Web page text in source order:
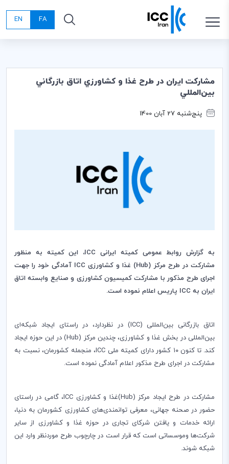
FA
EN
مشاركت ايران در طرح غذا و كشاورزي اتاق بازرگاني
بين‌المللي
پنج‌شنبه 27 آبان 1400
به گزارش روابط عمومی کمیته ایرانی ICC، این کمیته به منظور
مشارکت در طرح مرکز (Hub) غذا و کشاورزی ICC آمادگی خود را جهت
اجرای طرح مذکور با مشارکت کمیسیون کشاورزی و صنایع وابسته اتاق
ایران به ICC پاریس اعلام نموده است.
اتاق بازرگانی بین‌المللی (ICC) در نظردارد، در راستای ایجاد شبکه‌ای
بین‌المللی در بخش غذا و کشاورزی، چندین مرکز (Hub) در این حوزه ایجاد
کند. تا کنون ۱۰ کشور دارای کمیته ملی ICC، منجمله کشورمان، نسبت به
مشارکت در اجرای طرح مذکور اعلام آمادگی نموده است.
مشارکت در طرح ایجاد مرکز (Hub)غذا و کشاورزی ICC، گامی در راستای
حضور در صحنه جهانی، معرفی توانمندی‌های کشاورزی کشورمان به دنیا،
ارائه خدمات و یافتن شرکای تجاری در حوزه غذا و کشاورزی از سایر
شرکت‌ها وموسساتی است که قرار است در چارچوب طرح موردنظر وارد این
شبکه شوند.